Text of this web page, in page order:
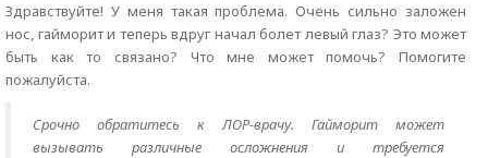
Здравствуйте! У меня такая проблема. Очень сильно заложен
нос, гайморит и теперь вдруг начал болет левый глаз? Это может
быть как то связано? Что мне может помочь? Помогите
пожалуйста.
Срочно обратитесь к ЛОР-врачу. Гайморит может
вызывать различные осложнения и требуется